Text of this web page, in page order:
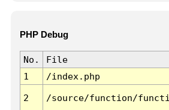
PHP Debug
No. File
1
/index.php
2 /source/function/